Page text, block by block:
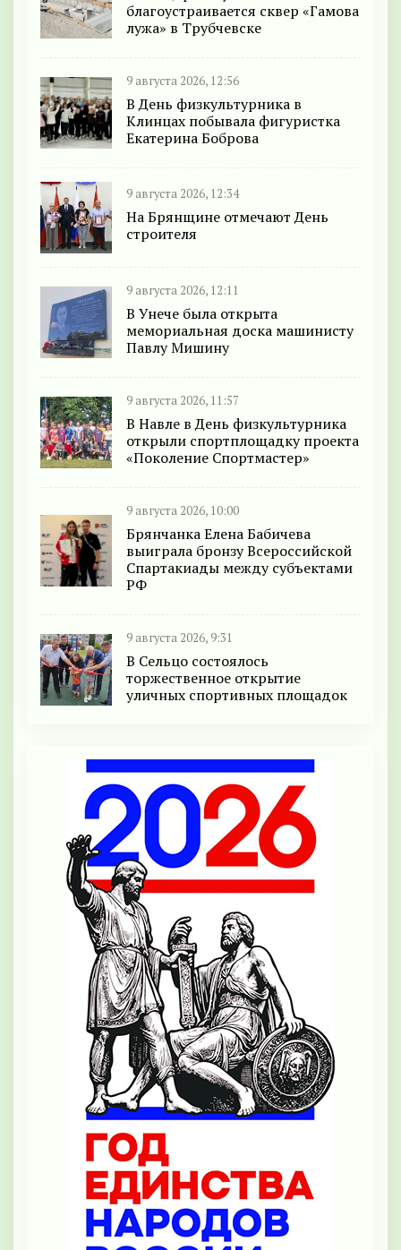
благоустраивается сквер «Гамова
лужа» в Трубчевске
9 августа 2026, 12:56
В День физкультурника в
Клинцах побывала фигуристка
Екатерина Боброва
9 августа 2026, 12:34
На Брянщине отмечают День
строителя
9 августа 2026, 12:11
В Унече была открыта
мемориальная доска машинисту
Павлу Мишину
9 августа 2026, 11:57
В Навле в День физкультурника
открыли спортплощадку проекта
«Поколение Спортмастер»
9 августа 2026, 10:00
Брянчанка Елена Бабичева
выиграла бронзу Всероссийской
Спартакиады между субъектами
РФ
9 августа 2026, 9:31
В Сельцо состоялось
торжественное открытие
уличных спортивных площадок